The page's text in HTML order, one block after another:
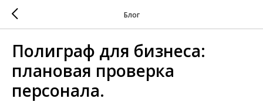
Блог
Полиграф для бизнеса:
плановая проверка
персонала.